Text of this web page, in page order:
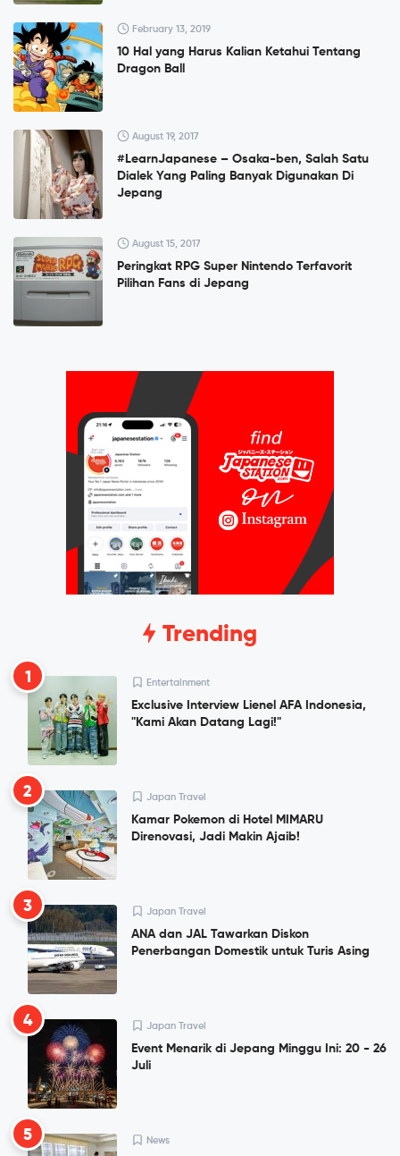
February 13, 2019
10 Hal yang Harus Kalian Ketahui Tentang
Dragon Ball
August 19, 2017
#LearnJapanese – Osaka-ben, Salah Satu
Dialek Yang Paling Banyak Digunakan Di
Jepang
August 15, 2017
Peringkat RPG Super Nintendo Terfavorit
Pilihan Fans di Jepang
Trending
1 Entertainment
Exclusive Interview Lienel AFA Indonesia,
"Kami Akan Datang Lagi!"
2 Japan Travel
Kamar Pokemon di Hotel MIMARU
Direnovasi, Jadi Makin Ajaib!
3 Japan Travel
ANA dan JAL Tawarkan Diskon
Penerbangan Domestik untuk Turis Asing
4 Japan Travel
Event Menarik di Jepang Minggu Ini: 20 - 26
Juli
5 News